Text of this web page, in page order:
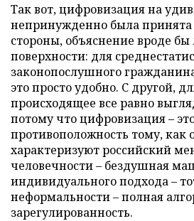
Так вот, цифровизация на
непринужденно была принята
стороны, объяснение вроде
поверхности: для
законопослушного
это просто удобно. С другой,
происходящее все равно
потому что цифровизация –
противоположность тому, как
характеризуют российский
человечности – бездушная
индивидуального подхода –
неформальности – полная
зарегулированность.